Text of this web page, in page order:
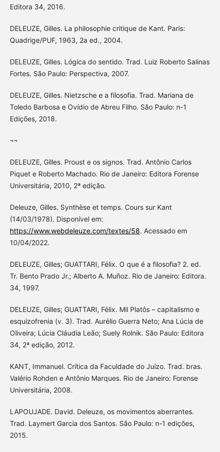
Editora 34, 2016.
DELEUZE, Gilles. La philosophie critique de Kant. Paris:
Quadrige/PUF, 1963, 2a ed., 2004.
DELEUZE, Gilles. Lógica do sentido. Trad. Luiz Roberto Salinas
Fortes. São Paulo: Perspectiva, 2007.
DELEUZE, Gilles. Nietzsche e a filosofia. Trad. Mariana de
Toledo Barbosa e Ovídio de Abreu Filho. São Paulo: n-1
Edições, 2018.
¬¬
DELEUZE, Gilles. Proust e os signos. Trad. Antônio Carlos
Piquet e Roberto Machado. Rio de Janeiro: Editora Forense
Universitária, 2010, 2ª edição.
Deleuze, Gilles. Synthèse et temps. Cours sur Kant
(14/03/1978). Disponível em:
https://www.webdeleuze.com/textes/58. Acessado em
10/04/2022.
DELEUZE, Gilles; GUATTARI, Félix. O que é a filosofia? 2. ed.
Tr. Bento Prado Jr.; Alberto A. Muñoz. Rio de Janeiro: Editora.
34, 1997.
DELEUZE, Gilles; GUATTARI, Félix. Mil Platôs – capitalismo e
esquizofrenia (v. 3). Trad. Aurélio Guerra Neto; Ana Lúcia de
Oliveira; Lúcia Cláudia Leão; Suely Rolnik. São Paulo: Editora
34, 2ª edição, 2012.
KANT, Immanuel. Crítica da Faculdade do Juízo. Trad. bras.
Valério Rohden e Antônio Marques. Rio de Janeiro: Forense
Universitária, 2008.
LAPOUJADE. David. Deleuze, os movimentos aberrantes.
Trad. Laymert Garcia dos Santos. São Paulo: n-1 edições,
2015.